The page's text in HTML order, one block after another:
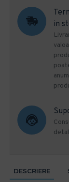
in
DESCRIERE